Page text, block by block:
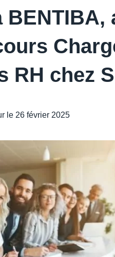
RH chez
le 26 février 2025